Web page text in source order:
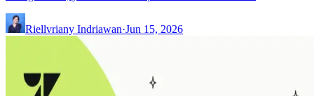
Riellvriany Indriawan·Jun 15, 2026